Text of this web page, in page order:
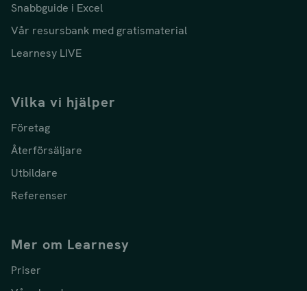
Snabbguide i Excel
Vår resursbank med gratismaterial
Learnesy LIVE
Vilka vi hjälper
Företag
Återförsäljare
Utbildare
Referenser
Mer om Learnesy
Priser